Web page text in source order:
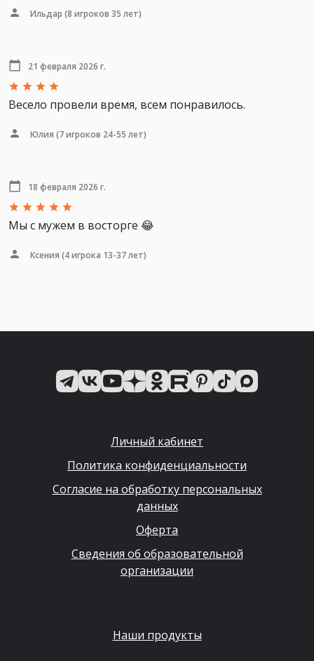
Ильдар (8 игроков 35 лет)
21 февраля 2026 г.
Весело провели время, всем понравилось.
Юлия (7 игроков 24-55 лет)
18 февраля 2026 г.
Мы с мужем в восторге 😂
Ксения (4 игрока 13-37 лет)
Личный кабинет
Политика конфиденциальности
Согласие на обработку персональных
данных
Оферта
Сведения об образовательной
организации
Наши продукты